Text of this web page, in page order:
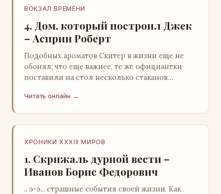
ВОКЗАЛ ВРЕМЕНИ
4. Дом, который построил Джек
– Асприн Роберт
Подобных ароматов Скитер в жизни еще не
обонял; что еще важнее, те же официантки
поставили на стол несколько стаканов
Скитер опрокин…
Читать онлайн →
ХРОНИКИ XXXIII МИРОВ
1. Скрижаль дурной вести –
Иванов Борис Федорович
.. э-э... страшные события своей жизни. Как